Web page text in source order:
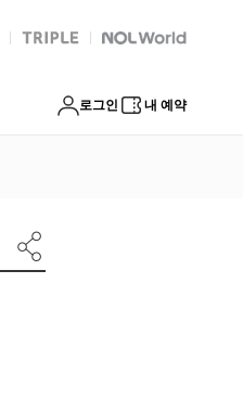
트리플 Global Interpark
로그인 내 예약